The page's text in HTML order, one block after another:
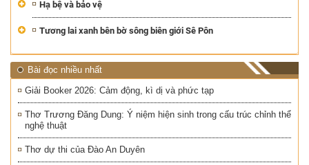
Hạ bệ và bảo vệ
Tương lai xanh bên bờ sông biên giới Sê Pôn
Bài đọc nhiều nhất
Giải Booker 2026: Cảm động, kì dị và phức tạp
Thơ Trương Đăng Dung: Ý niệm hiện sinh trong cấu trúc chỉnh thể
nghệ thuật
Thơ dự thi của Đào An Duyên